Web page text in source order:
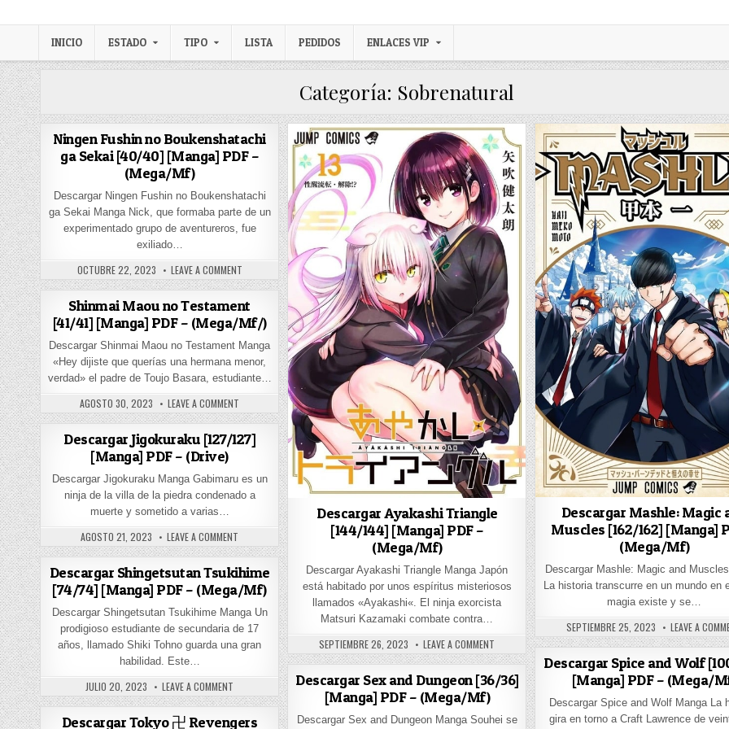
LexMangas
INICIO ESTADO TIPO LISTA PEDIDOS ENLACES VIP
Categoría: Sobrenatural
Ningen Fushin no Boukenshatachi
ga Sekai [40/40] [Manga] PDF –
(Mega/Mf)
Descargar Ningen Fushin no Boukenshatachi
ga Sekai Manga Nick, que formaba parte de un
experimentado grupo de aventureros, fue
exiliado…
PUBLISHED DATE:
OCTUBRE 22, 2023 LEAVE A COMMENTON NINGEN FUSHIN NO BOUKENSHATACHI GA SEKAI [40/40] [MANGA] PDF – (MEGA/MF)
Descargar Ayakashi Triangle
[144/144] [Manga] PDF –
(Mega/Mf)
Descargar Ayakashi Triangle Manga Japón
está habitado por unos espíritus misteriosos
llamados «Ayakashi«. El ninja exorcista
Matsuri Kazamaki combate contra…
PUBLISHED DATE:
SEPTIEMBRE 26, 2023 LEAVE A COMMENT ON DESCARGAR AYAKASHI TRIANGLE [144/144] [MANGA]
Descargar Mashle: Magic
Muscles [162/162] [Manga]
(Mega/Mf)
Descargar Mashle: Magic and
La historia transcurre en un mundo en
magia existe y se…
PUBLISHED DATE:
SEPTIEMBRE 25, 2023 LEAVE A
Shinmai Maou no Testament
[41/41] [Manga] PDF – (Mega/Mf/)
Descargar Shinmai Maou no Testament Manga
«Hey dijiste que querías una hermana menor,
verdad» el padre de Toujo Basara, estudiante…
PUBLISHED DATE:
AGOSTO 30, 2023 LEAVE A COMMENT ON SHINMAI MAOU NO TESTAMENT [41/41] [MANGA] PDF – (MEGA/MF/)
Descargar Jigokuraku [127/127]
[Manga] PDF – (Drive)
Descargar Jigokuraku Manga Gabimaru es un
ninja de la villa de la piedra condenado a
muerte y sometido a varias…
PUBLISHED DATE:
AGOSTO 21, 2023 LEAVE A COMMENT ON DESCARGAR JIGOKURAKU [127/127] [MANGA] PDF – (DRIVE)
Descargar Shingetsutan Tsukihime
[74/74] [Manga] PDF – (Mega/Mf)
Descargar Shingetsutan Tsukihime Manga Un
prodigioso estudiante de secundaria de 17
años, llamado Shiki Tohno guarda una gran
habilidad. Este…
PUBLISHED DATE:
JULIO 20, 2023 LEAVE A COMMENT ON DESCARGAR SHINGETSUTAN TSUKIHIME [74/74] [MANGA] PDF – (MEGA/MF)
Descargar Spice and Wolf
[Manga] PDF – (Mega/
Descargar Spice and Wolf Manga La
gira en torno a Craft Lawrence de
Descargar Sex and Dungeon [36/36]
[Manga] PDF – (Mega/Mf)
Descargar Sex and Dungeon Manga Souhei se
Descargar Tokyo 卍 Revengers